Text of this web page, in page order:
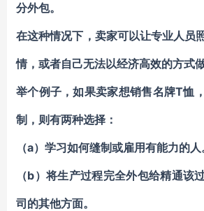
分外包。
在这种情况下，卖家可以让专业人员
情，或者自己无法以经济高效的方式
举个例子，如果卖家想销售名牌T恤
制，则有两种选择：
（a）学习如何缝制或雇用有能力的人
（b）将生产过程完全外包给精通该
司的其他方面。